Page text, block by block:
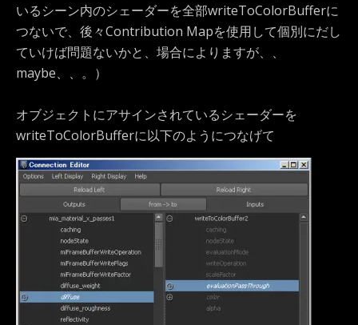
いるシーン内のシェーダーを全部writeToColorBufferに
つないで、後々Contribution Mapを使用して個別にだし
ていけば問題ないかと、場合によりますが、、
maybe、、。）
オブジェクトにアサインされているシェーダーを
writeToColorBufferに以下のようにつなげて